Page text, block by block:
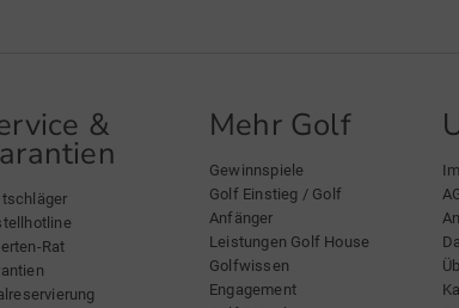
&
Rat
Mehr Golf
Gewinnspiele
Golf Einstieg / Golf
Anfänger
Leistungen Golf House
Golfwissen
Engagement